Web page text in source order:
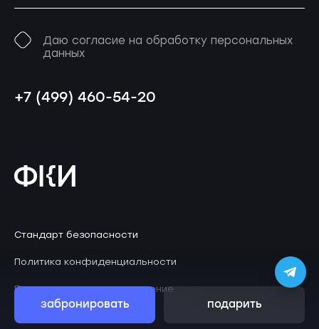
забронировать подарить
Даю согласие на обработку персональных
данных
+7 (499) 460-54-20
Стандарт безопасности
Политика конфиденциальности
Пользовательское соглашение
© 2026 Клаустрофобия Дизайн